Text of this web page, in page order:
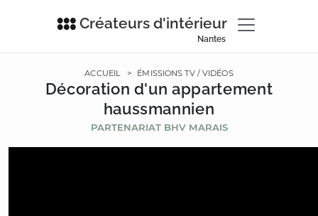
Créateurs d'intérieur
Nantes
ACCUEIL > ÉMISSIONS TV / VIDÉOS
Décoration d'un appartement
haussmannien
PARTENARIAT BHV MARAIS